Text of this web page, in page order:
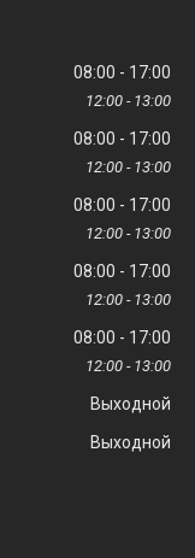
08:00 17:00
12:00 13:00
08:00 17:00
12:00 13:00
08:00 17:00
12:00 13:00
08:00 17:00
12:00 13:00
08:00 17:00
12:00 13:00
Выходной
Выходной